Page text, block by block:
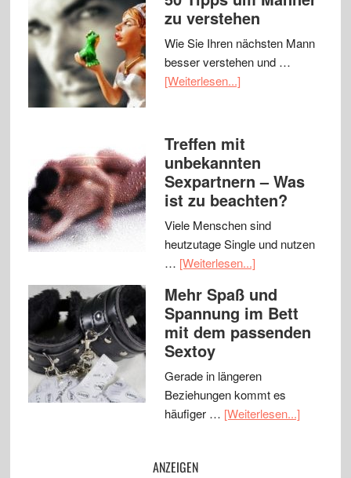
zu verstehen
Wie Sie Ihren nächsten Mann
besser verstehen und …
[Weiterlesen...]
Treffen mit
unbekannten
Sexpartnern – Was
ist zu beachten?
Viele Menschen sind
heutzutage Single und nutzen
… [Weiterlesen...]
Mehr Spaß und
Spannung im Bett
mit dem passenden
Sextoy
Gerade in längeren
Beziehungen kommt es
häufiger … [Weiterlesen...]
ANZEIGEN